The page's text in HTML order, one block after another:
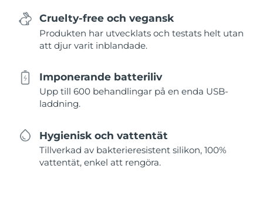
Cruelty-free och vegansk
Produkten har utvecklats och testats helt utan
att djur varit inblandade.
Imponerande batteriliv
Upp till 600 behandlingar på en enda USB-
laddning.
Hygienisk och vattentät
Tillverkad av bakterieresistent silikon, 100%
vattentät, enkel att rengöra.